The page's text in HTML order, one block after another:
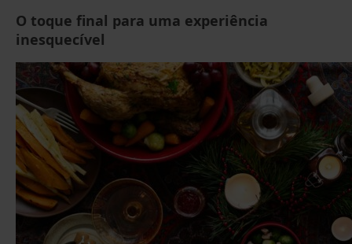
O toque final para uma experiência
inesquecível